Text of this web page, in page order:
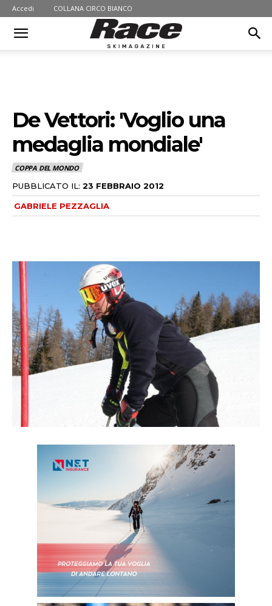
Accedi COLLANA CIRCO BIANCO
De Vettori: 'Voglio una
medaglia mondiale'
COPPA DEL MONDO
PUBBLICATO IL: 23 FEBBRAIO 2012
GABRIELE PEZZAGLIA